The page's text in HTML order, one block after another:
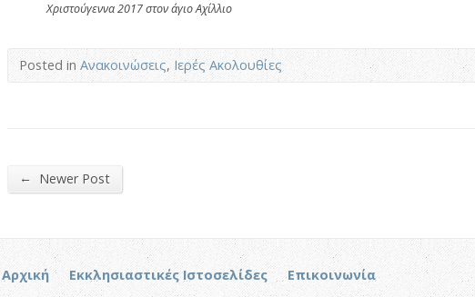
Χριστούγεννα 2017 στον άγιο Αχίλλιο
Posted inΑνακοινώσεις,Ιερές Ακολουθίες
← Newer Post
Αρχική Εκκλησιαστικές Ιστοσελίδες Επικοινωνία